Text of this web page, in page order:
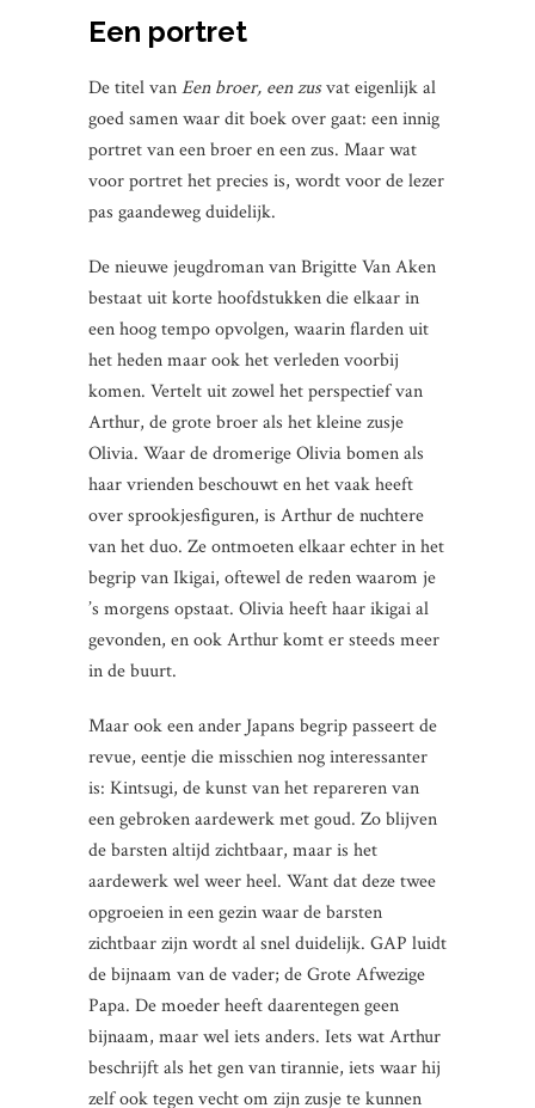
Een portret
De titel vanEen broer, een zusvat eigenlijk al
goed samen waar dit boek over gaat: een innig
portret van een broer en een zus. Maar wat
voor portret het precies is, wordt voor de lezer
pas gaandeweg duidelijk.
De nieuwe jeugdroman van Brigitte Van Aken
bestaat uit korte hoofdstukken die elkaar in
een hoog tempo opvolgen, waarin flarden uit
het heden maar ook het verleden voorbij
komen. Vertelt uit zowel het perspectief van
Arthur, de grote broer als het kleine zusje
Olivia. Waar de dromerige Olivia bomen als
haar vrienden beschouwt en het vaak heeft
over sprookjesfiguren, is Arthur de nuchtere
van het duo. Ze ontmoeten elkaar echter in het
begrip van Ikigai, oftewel de reden waarom je
’s morgens opstaat. Olivia heeft haar ikigai al
gevonden, en ook Arthur komt er steeds meer
in de buurt.
Maar ook een ander Japans begrip passeert de
revue, eentje die misschien nog interessanter
is: Kintsugi, de kunst van het repareren van
een gebroken aardewerk met goud. Zo blijven
de barsten altijd zichtbaar, maar is het
aardewerk wel weer heel. Want dat deze twee
opgroeien in een gezin waar de barsten
zichtbaar zijn wordt al snel duidelijk. GAP luidt
de bijnaam van de vader; de Grote Afwezige
Papa. De moeder heeft daarentegen geen
bijnaam, maar wel iets anders. Iets wat Arthur
beschrijft als het gen van tirannie, iets waar hij
zelf ook tegen vecht om zijn zusje te kunnen